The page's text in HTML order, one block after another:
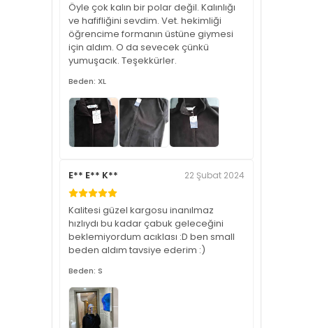
Öyle çok kalın bir polar değil. Kalınlığı
ve hafifliğini sevdim. Vet. hekimliği
öğrencime formanın üstüne giymesi
için aldım. O da sevecek çünkü
yumuşacık. Teşekkürler.
Beden: XL
E** E** K** 22 Şubat 2024
Kalitesi güzel kargosu inanılmaz
hızlıydı bu kadar çabuk geleceğini
beklemiyordum acıklası :D ben small
beden aldım tavsiye ederim :)
Beden: S